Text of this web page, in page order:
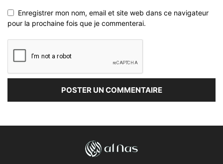
Enregistrer mon nom, email et site web dans ce navigateur
pour la prochaine fois que je commenterai.